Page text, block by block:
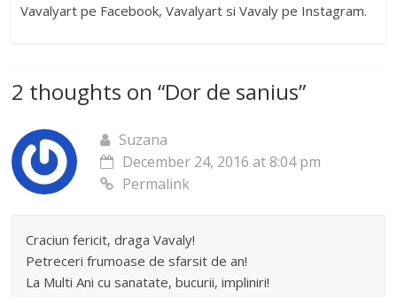
Vavalyart pe Facebook, Vavalyart si Vavaly pe Instagram.
2 thoughts on “Dor de sanius”
Suzana
December 24, 2016 at 8:04 pm
Permalink
Craciun fericit, draga Vavaly!
Petreceri frumoase de sfarsit de an!
La Multi Ani cu sanatate, bucurii, impliniri!